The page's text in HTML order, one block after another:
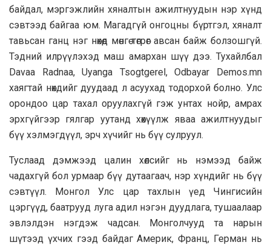
байдал, мэргэжлийн хяналтын ажилтнуудын нэр хүнд
сэвтээд байгаа юм. Магадгүй онгоцны бүртгэл, хяналт
тавьсан ганц нэг нөхөд мөнгө төгрөг авсан байж болзошгүй.
Тэдний илрүүлэхэд маш амархан шүү дээ. Тухайлбал
Davaa Radnaa, Uyanga Tsogtgerel, Odbayar Demos.mn
хаягтай нөхдийг дуудаад л асуухад тодорхой болно. Улс
орондоо цар тахал оруулахгүй гэж унтах нойр, амрах
эрхгүйгээр гялгар уутанд хөхүүлж яваа ажилтнуудыг
бүү хэлмэгдүүл, эрч хүчийг нь бүү сулруул.
Туслаад дэмжээд цалин хөлсийг нь нэмээд байж
чадахгүй бол урмаар бүү дутаагаач, нэр хүндийг нь бүү
сэвтүүл. Монгол Улс цар тахлын үед Чингисийн
цэргүүд, баатрууд луга адил нэгэн дуудлага, тушаалаар
эвлэлдэн нэгдэж чадсан. Монголчууд та нарын
шүтээд үхчих гээд байдаг Америк, Франц, Герман нь